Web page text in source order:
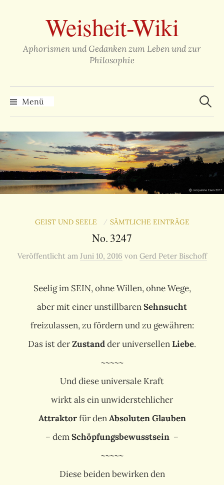
überspringenWeisheit-Wiki
Aphorismen und Gedanken zum Leben und zur
Philosophie
Menü
Suchen
nach:
GEIST UND SEELE / SÄMTLICHE EINTRÄGE
No. 3247
Veröffentlicht am Juni 10, 2016 von Gerd Peter Bischoff
Seelig im SEIN, ohne Willen, ohne Wege,
aber mit einer unstillbarenSehnsucht
freizulassen, zu fördern und zu gewähren:
Das ist derZustandder universellenLiebe.
~~~~~
Und diese universale Kraft
wirkt als ein unwiderstehlicher
Attraktorfür denAbsoluten Glauben
– demSchöpfungsbewusstsein –
~~~~~
Diese beiden bewirken den